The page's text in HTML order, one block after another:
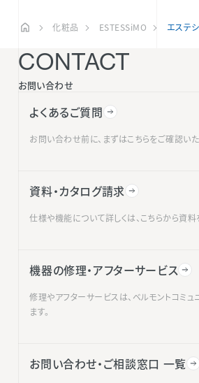
化粧品 ESTESSiMO エステ
CONTACT
お問い合わせ
よくあるご質問
お問い合わせ前に、まずはこちらをご確認いた
資料・カタログ請求
仕様や機能について詳しくは、こちらから資料
機器の修理・アフターサービス
修理やアフターサービスは、ベルモントコミュ
ます。
お問い合わせ・ご相談窓口 一覧